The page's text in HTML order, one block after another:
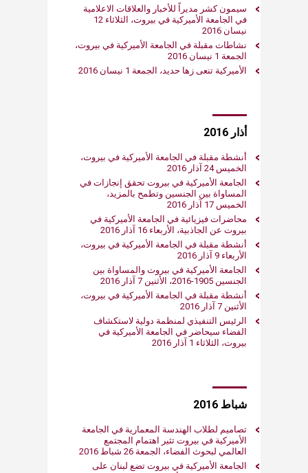
سيمون كشر مديراً للأخبار والعلاقات الاعلامية
في الجامعة الأميركية في بيروت، الثلاثاء 12
نيسان 2016
نشاطات مقبلة في الجامعة الأميركية في بيروت،
الجمعة 1 نيسان 2016
الأميركية تنعى زها حديد، الجمعة 1 نيسان 2016
أذار 2016
أنشطة مقبلة في الجامعة الأميركية في بيروت،
الخميس 24 آذار 2016
الجامعة الأميركية في بيروت تحقق إنجازات في
المساواة بين الجنسين وتطمح بالمزيد،
الخميس 17 آذار 2016
محاضرات فيزيائية في الجامعة الأميركية في
بيروت عن الجاذبية، الأربعاء 16 آذار 2016
أنشطة مقبلة في الجامعة الأميركية في بيروت،
الأربعاء 9 آذار 2016
الجامعة الأميركية في بيروت والمساواة بين
الجنسين 1905-2016، الأثنين 7 آذار 2016
أنشطة مقبلة في الجامعة الأميركية في بيروت،
الأثنين 7 آذار 2016
الرئيس التنفيذي لمنظمة دولية لاستكشاف
الفضاء سيحاضر في الجامعة الأميركية في
بيروت، الثلاثاء 1 آذار 2016
شباط 2016
تصاميم لطلاب الهندسة المعمارية في الجامعة
الأميركية في بيروت تثير اهتمام المجتمع
العالمي لبحوث الفضاء، الجمعة 26 شباط 2016
الجامعة الأميركية في بيروت تضع لبنان على